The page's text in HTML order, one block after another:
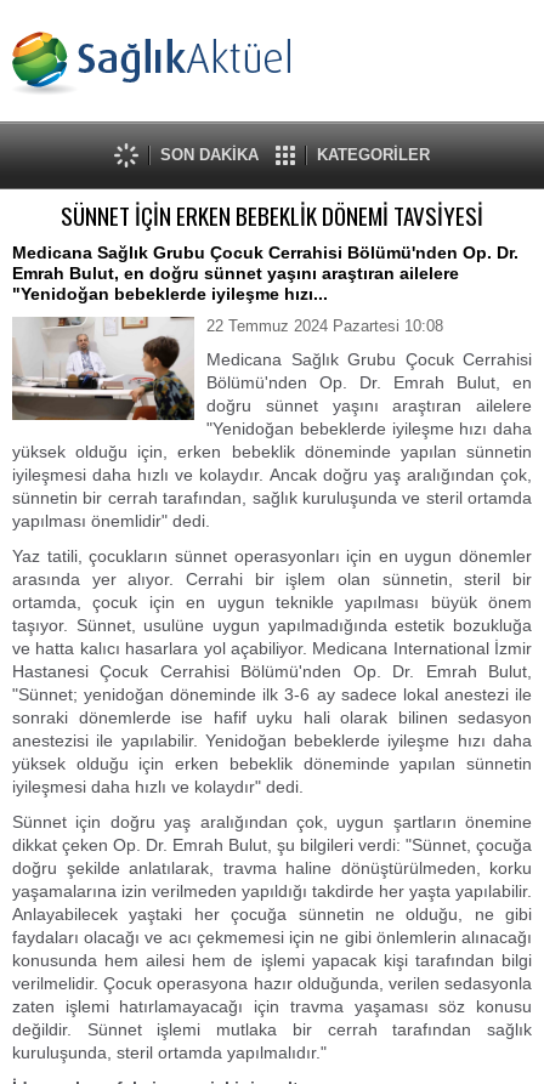
SON DAKİKA KATEGORİLER
SÜNNET İÇİN ERKEN BEBEKLİK DÖNEMİ TAVSİYESİ
Medicana Sağlık Grubu Çocuk Cerrahisi Bölümü'nden Op. Dr.
Emrah Bulut, en doğru sünnet yaşını araştıran ailelere
"Yenidoğan bebeklerde iyileşme hızı...
22 Temmuz 2024 Pazartesi 10:08
Medicana Sağlık Grubu Çocuk Cerrahisi
Bölümü'nden Op. Dr. Emrah Bulut, en
doğru sünnet yaşını araştıran ailelere
"Yenidoğan bebeklerde iyileşme hızı daha
yüksek olduğu için, erken bebeklik döneminde yapılan sünnetin
iyileşmesi daha hızlı ve kolaydır. Ancak doğru yaş aralığından çok,
sünnetin bir cerrah tarafından, sağlık kuruluşunda ve steril ortamda
yapılması önemlidir" dedi.
Yaz tatili, çocukların sünnet operasyonları için en uygun dönemler
arasında yer alıyor. Cerrahi bir işlem olan sünnetin, steril bir
ortamda, çocuk için en uygun teknikle yapılması büyük önem
taşıyor. Sünnet, usulüne uygun yapılmadığında estetik bozukluğa
ve hatta kalıcı hasarlara yol açabiliyor. Medicana International İzmir
Hastanesi Çocuk Cerrahisi Bölümü'nden Op. Dr. Emrah Bulut,
"Sünnet; yenidoğan döneminde ilk 3-6 ay sadece lokal anestezi ile
sonraki dönemlerde ise hafif uyku hali olarak bilinen sedasyon
anestezisi ile yapılabilir. Yenidoğan bebeklerde iyileşme hızı daha
yüksek olduğu için erken bebeklik döneminde yapılan sünnetin
iyileşmesi daha hızlı ve kolaydır" dedi.
Sünnet için doğru yaş aralığından çok, uygun şartların önemine
dikkat çeken Op. Dr. Emrah Bulut, şu bilgileri verdi: "Sünnet, çocuğa
doğru şekilde anlatılarak, travma haline dönüştürülmeden, korku
yaşamalarına izin verilmeden yapıldığı takdirde her yaşta yapılabilir.
Anlayabilecek yaştaki her çocuğa sünnetin ne olduğu, ne gibi
faydaları olacağı ve acı çekmemesi için ne gibi önlemlerin alınacağı
konusunda hem ailesi hem de işlemi yapacak kişi tarafından bilgi
verilmelidir. Çocuk operasyona hazır olduğunda, verilen sedasyonla
zaten işlemi hatırlamayacağı için travma yaşaması söz konusu
değildir. Sünnet işlemi mutlaka bir cerrah tarafından sağlık
kuruluşunda, steril ortamda yapılmalıdır."